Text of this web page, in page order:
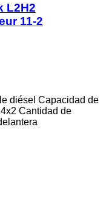
L2H2
11-2
diésel Capacidad de
4x2 Cantidad de